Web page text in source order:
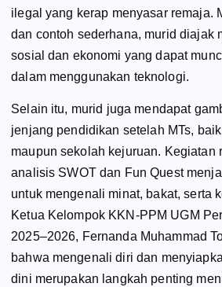
ilegal yang kerap menyasar remaja.
dan contoh sederhana, murid diajak
sosial dan ekonomi yang dapat
dalam menggunakan teknologi.
Selain itu, murid juga mendapat
jenjang pendidikan setelah MTs,
maupun sekolah kejuruan. Kegiatan
analisis SWOT dan Fun Quest
untuk mengenali minat, bakat, serta
Ketua Kelompok KKN-PPM UGM
2025–2026, Fernanda Muhammad
bahwa mengenali diri dan
dini merupakan langkah penting